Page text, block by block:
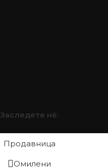
Заследете нѐ:
Продавница
Омилени